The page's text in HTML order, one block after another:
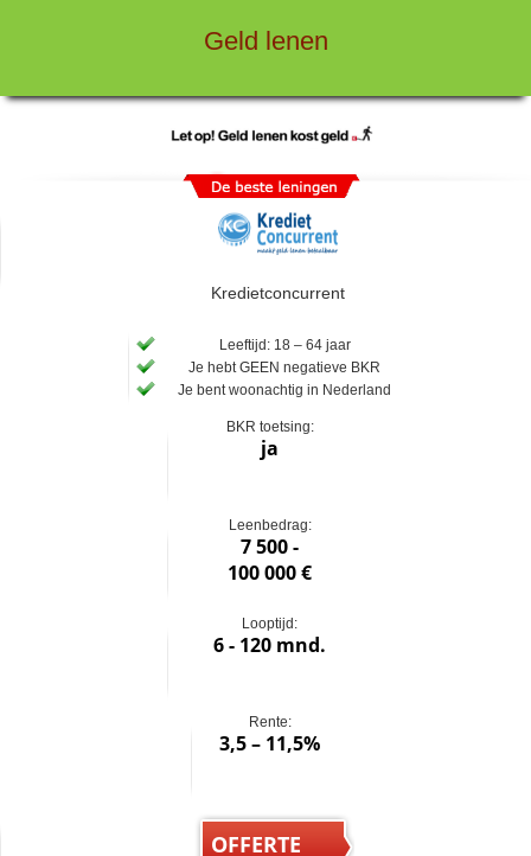
Geld lenen
Kredietconcurrent
Leeftijd: 18 – 64 jaar
Je hebt GEEN negatieve BKR
Je bent woonachtig in Nederland
BKR toetsing:
ja
Leenbedrag:
7 500 -
100 000 €
Looptijd:
6 - 120 mnd.
Rente:
3,5 – 11,5%
OFFERTE